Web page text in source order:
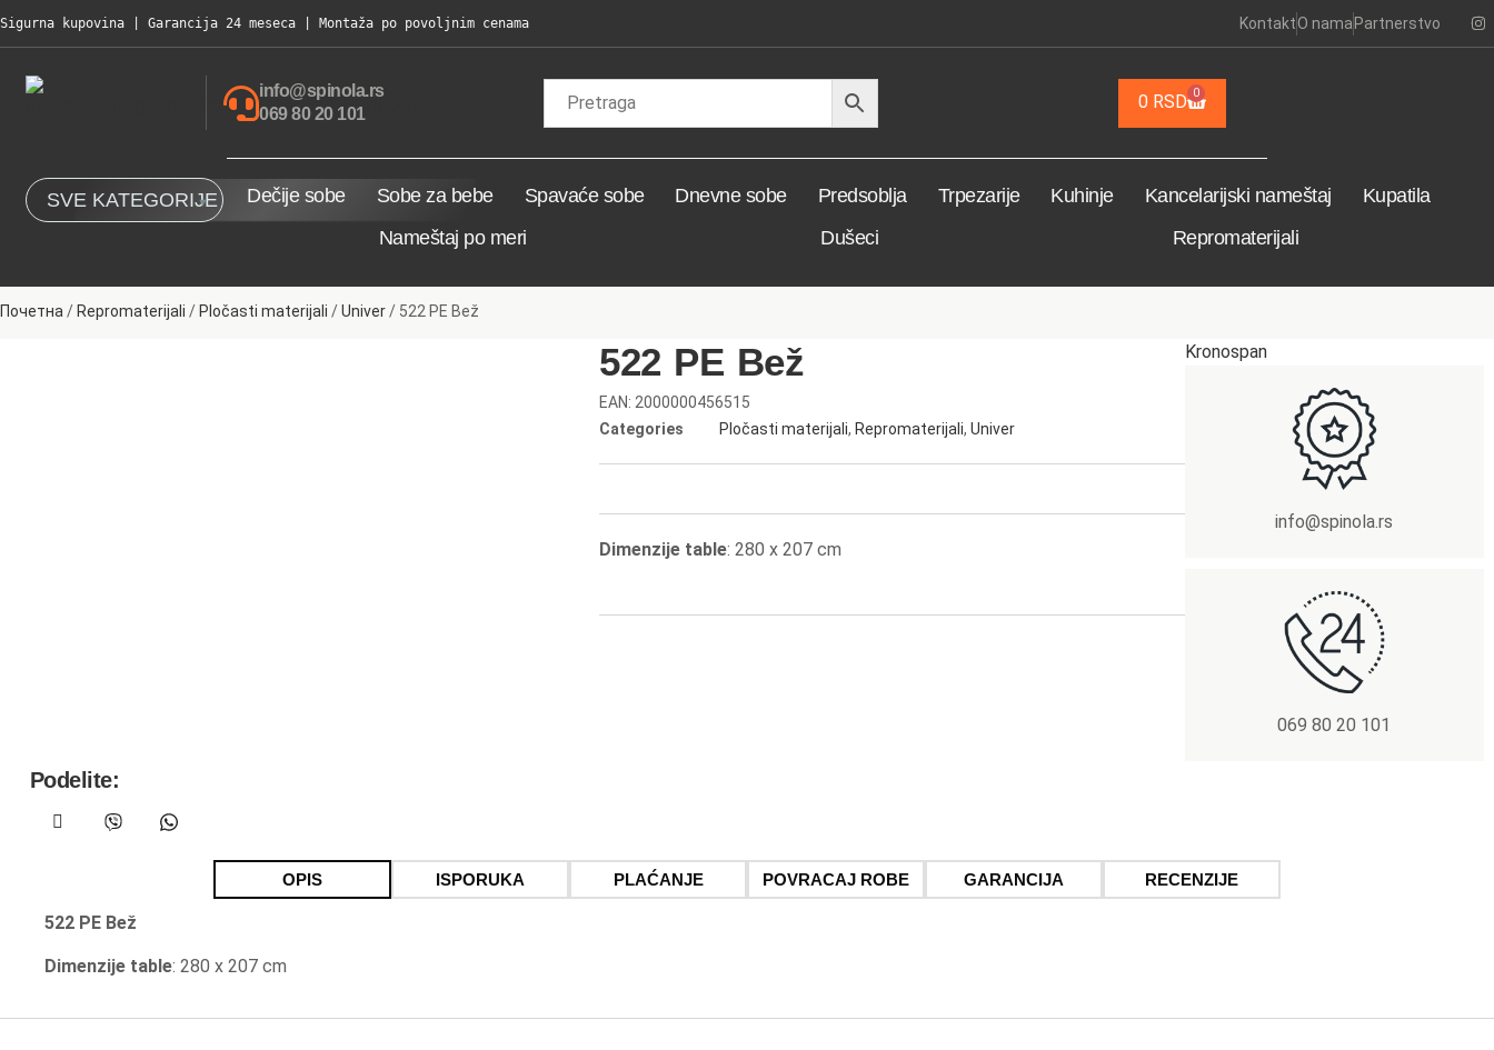
Sigurna kupovina | Garancija 24 meseca | Montaža po povoljnim cenama KontaktO namaPartnerstvo
info@spinola.rs
069 80 20 101
0 RSD 0
SVE KATEGORIJE Dečije sobe Sobe za bebe Spavaće sobe Dnevne sobe Predsoblja Trpezarije Kuhinje Kancelarijski nameštaj
Kupatila
Nameštaj po meri
Dušeci Repromaterijali
Почетна / Repromaterijali / Pločasti materijali /Univer/ 522 PE Bež
Podelite:
522 PE Bež
EAN: 2000000456515
Categories
Pločasti materijali,Repromaterijali,Univer
Dimenzije table: 280 x 207 cm
Kronospan
info@spinola.rs
069 80 20 101
OPIS ISPORUKA PLAĆANJE POVRACAJ ROBE GARANCIJA RECENZIJE
522 PE Bež
Dimenzije table: 280 x 207 cm